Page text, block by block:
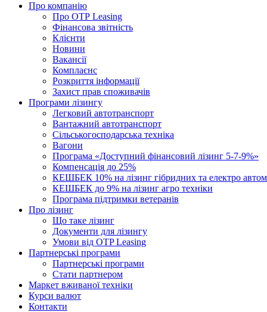
Про компанію
Про ОТР Leasing
Фінансова звітність
Клієнти
Новини
Вакансії
Комплаєнс
Розкриття інформації
Захист прав споживачів
Програми лізингу
Легковий автотранспорт
Вантажний автотранспорт
Cільськогосподарська техніка
Вагони
Програма «Доступний фінансовий лізинг 5-7-9%»
Компенсація до 25%
КЕШБЕК 10% на лізинг гібридних та електро
КЕШБЕК до 9% на лізинг агро техніки
Програма підтримки ветеранів
Про лізинг
Що таке лізинг
Документи для лізингу
Умови від OTP Leasing
Партнерські програми
Партнерські програми
Стати партнером
Маркет вживаної техніки
Курси валют
Контакти